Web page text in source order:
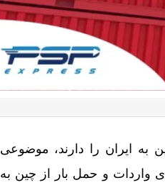
به ایران را دارند، موضوعی
واردات و حمل بار از چین به